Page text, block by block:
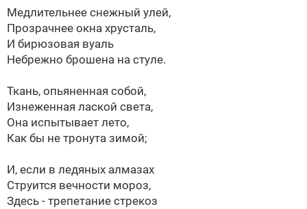
Медлительнее снежный улей,
Прозрачнее окна хрусталь,
И бирюзовая вуаль
Небрежно брошена на стуле.
Ткань, опьяненная собой,
Изнеженная лаской света,
Она испытывает лето,
Как бы не тронута зимой;
И, если в ледяных алмазах
Струится вечности мороз,
Здесь - трепетание стрекоз